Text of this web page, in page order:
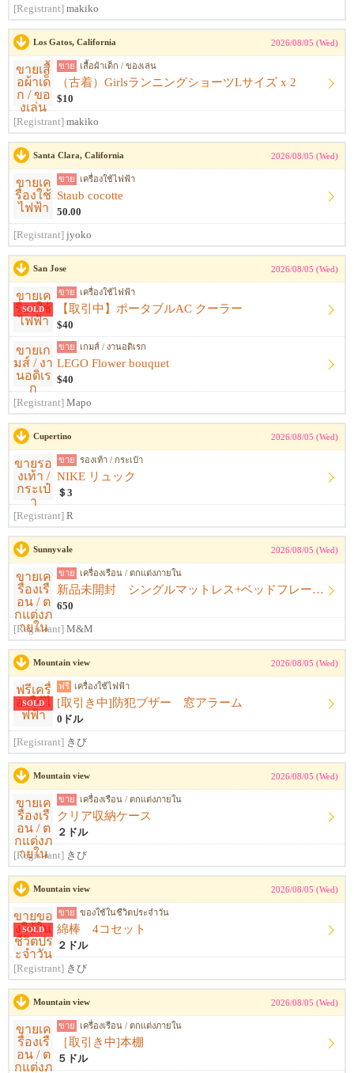
[Registrant] makiko
Los Gatos, California 2026/08/05 (Wed)
ขาย เสื้อผ้าเด็ก / ของเล่น
（古着）GirlsランニングショーツLサイズ x 2
$10
[Registrant] makiko
Santa Clara, California 2026/08/05 (Wed)
ขาย เครื่องใช้ไฟฟ้า
Staub cocotte
50.00
[Registrant] jyoko
San Jose 2026/08/05 (Wed)
SOLD
ขาย เครื่องใช้ไฟฟ้า
【取引中】ポータブルAC クーラー
$40
ขาย เกมส์ / งานอดิเรก
LEGO Flower bouquet
$40
[Registrant] Mapo
Cupertino 2026/08/05 (Wed)
ขาย รองเท้า / กระเป๋า
NIKE リュック
＄3
[Registrant] R
Sunnyvale 2026/08/05 (Wed)
ขาย เครื่องเรือน / ตกแต่งภายใน
新品未開封 シングルマットレス+ベッドフレーム+シーツ
650
[Registrant] M&M
Mountain view 2026/08/05 (Wed)
SOLD
ฟรี เครื่องใช้ไฟฟ้า
[取引き中]防犯ブザー 窓アラーム
0ドル
[Registrant] きび
Mountain view 2026/08/05 (Wed)
ขาย เครื่องเรือน / ตกแต่งภายใน
クリア収納ケース
２ドル
[Registrant] きび
Mountain view 2026/08/05 (Wed)
SOLD
ขาย ของใช้ในชีวิตประจำวัน
綿棒 4コセット
２ドル
[Registrant] きび
Mountain view 2026/08/05 (Wed)
ขาย เครื่องเรือน / ตกแต่งภายใน
［取引き中]本棚
５ドル